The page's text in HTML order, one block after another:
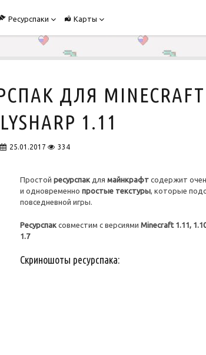
Ресурспаки o
e
Карты o
e
ДЛЯ MINECRAFT
1.11
25.01.2017 334
Простой ресурспакдля майнкрафтсодержит
и одновременно простые текстуры, которые
повседневной игры.
Ресурспаксовместим с версиями Minecraft 1.11,
1.7
Скриношоты ресурспака: